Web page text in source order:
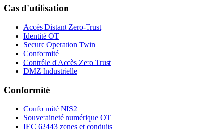
Cas d'utilisation
Accès Distant Zero-Trust
Identité OT
Secure Operation Twin
Conformité
Contrôle d'Accès Zero Trust
DMZ Industrielle
Conformité
Conformité NIS2
Souveraineté numérique OT
IEC 62443 zones et conduits